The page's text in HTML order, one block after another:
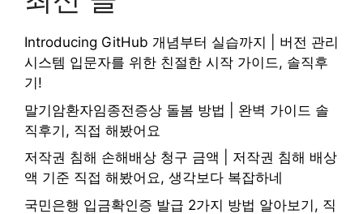
Introducing GitHub 개념부터 실습까지 | 버전 관리
시스템 입문자를 위한 친절한 시작 가이드, 솔직후
기!
말기암환자임종전증상 돌봄 방법 | 완벽 가이드 솔
직후기, 직접 해봤어요
저작권 침해 손해배상 청구 금액 | 저작권 침해 배상
액 기준 직접 해봤어요, 생각보다 복잡하네
국민은행 입금확인증 발급 2가지 방법 알아보기, 직